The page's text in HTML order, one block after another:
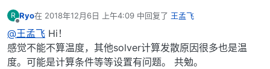
R Ryo在 2018年12月6日 上午4:09 中回复了 王孟飞
最后由 编辑
@王孟飞 Hi！
感觉不能不算温度，其他solver计算发散原因很多也是温
度。可能是计算条件等等设置有问题。 共勉。